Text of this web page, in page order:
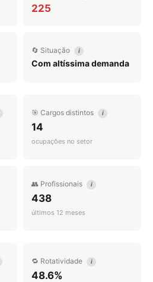
225
🔄 Situação i
Com altíssima demanda
🎯 Cargos distintos i
14
ocupações no setor
👥 Profissionais i
438
últimos 12 meses
🔁 Rotatividade i
48.6%